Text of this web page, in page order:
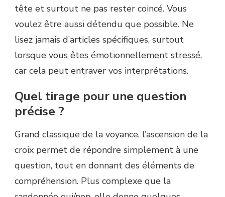
tête et surtout ne pas rester coincé. Vous
voulez être aussi détendu que possible. Ne
lisez jamais d’articles spécifiques, surtout
lorsque vous êtes émotionnellement stressé,
car cela peut entraver vos interprétations.
Quel tirage pour une question
précise ?
Grand classique de la voyance, l’ascension de la
croix permet de répondre simplement à une
question, tout en donnant des éléments de
compréhension. Plus complexe que la